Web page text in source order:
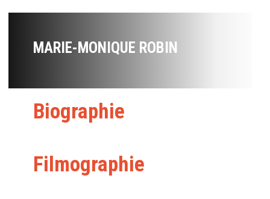
MARIE-MONIQUE ROBIN
Biographie
Filmographie